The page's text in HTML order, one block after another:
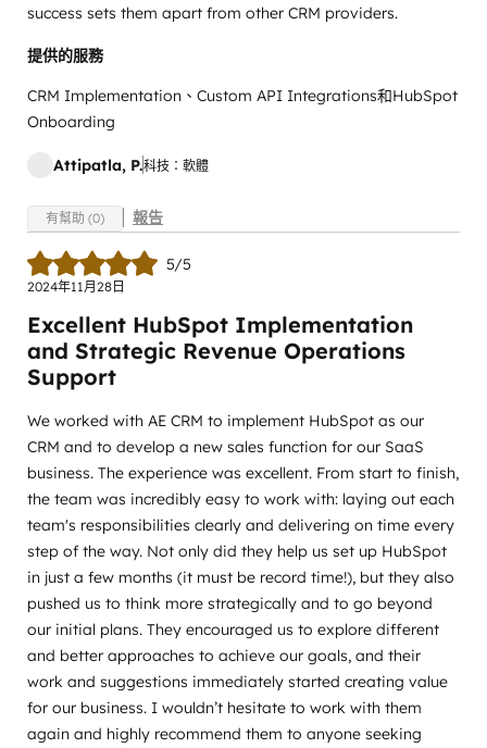
success sets them apart from other CRM providers.
提供的服務
CRM Implementation、Custom API Integrations和HubSpot
Onboarding
Attipatla, P.科技：軟體
有幫助 (0) 報告
5/5
2024年11月28日
Excellent HubSpot Implementation
and Strategic Revenue Operations
Support
We worked with AE CRM to implement HubSpot as our
CRM and to develop a new sales function for our SaaS
business. The experience was excellent. From start to finish,
the team was incredibly easy to work with: laying out each
team's responsibilities clearly and delivering on time every
step of the way. Not only did they help us set up HubSpot
in just a few months (it must be record time!), but they also
pushed us to think more strategically and to go beyond
our initial plans. They encouraged us to explore different
and better approaches to achieve our goals, and their
work and suggestions immediately started creating value
for our business. I wouldn’t hesitate to work with them
again and highly recommend them to anyone seeking